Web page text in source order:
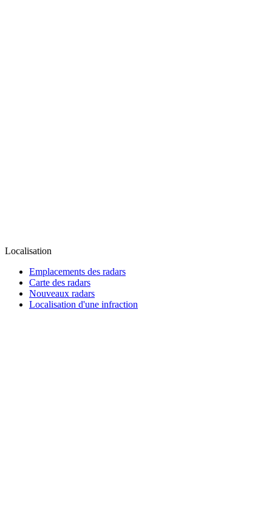
Localisation
Emplacements des radars
Carte des radars
Nouveaux radars
Localisation d'une infraction